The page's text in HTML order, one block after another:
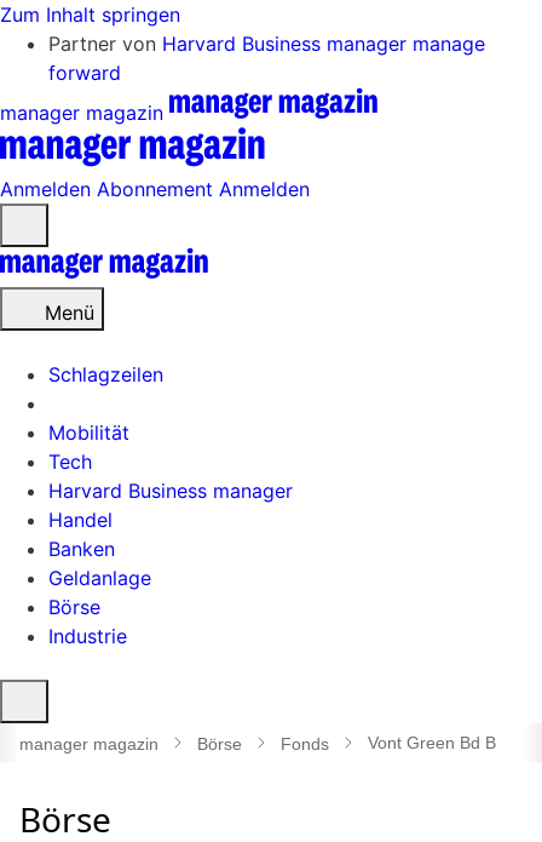
Zum Inhalt springen
Partner von Harvard Business manager manage
forward
manager magazin
Anmelden Abonnement Anmelden
öffnen
Menü
Schlagzeilen
Mobilität
Tech
Harvard Business manager
Handel
Banken
Geldanlage
Börse
Industrie
öffnen
manager magazin Börse Fonds Vont Green Bd B